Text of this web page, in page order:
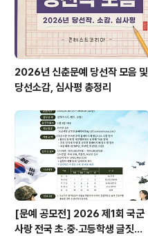
2026년 신춘문예 당선작 모음 및
당선소감, 심사평 총정리
[문예 공모전] 2026 제1회 국군
사랑 전국 초·중·고등학생 글짓기